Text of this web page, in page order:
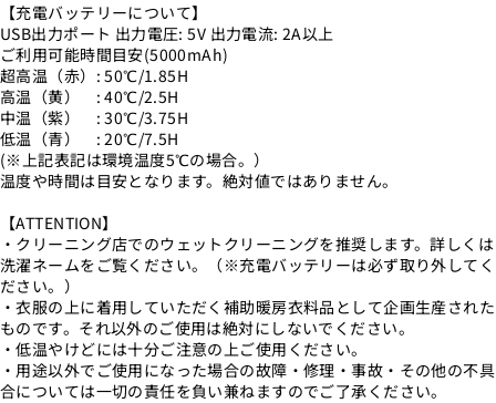
【充電バッテリーについて】
USB出力ポート 出力電圧: 5V 出力電流: 2A以上
ご利用可能時間目安(5000mAh)
超高温（赤）: 50℃/1.85H
高温（黄） : 40℃/2.5H
中温（紫） : 30℃/3.75H
低温（青） : 20℃/7.5H
(※上記表記は環境温度5℃の場合。）
温度や時間は目安となります。絶対値ではありません。
【ATTENTION】
・クリーニング店でのウェットクリーニングを推奨します。詳しくは
洗濯ネームをご覧ください。（※充電バッテリーは必ず取り外してく
ださい。）
・衣服の上に着用していただく補助暖房衣料品として企画生産された
ものです。それ以外のご使用は絶対にしないでください。
・低温やけどには十分ご注意の上ご使用ください。
・用途以外でご使用になった場合の故障・修理・事故・その他の不具
合については一切の責任を負い兼ねますのでご了承ください。